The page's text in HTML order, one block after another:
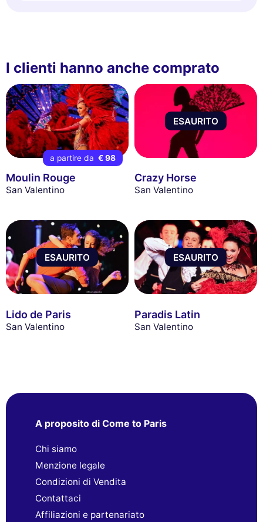
I clienti hanno anche comprato
a partire da € 98
Moulin Rouge
San Valentino
ESAURITO
Crazy Horse
San Valentino
ESAURITO
Lido de Paris
San Valentino
ESAURITO
Paradis Latin
San Valentino
A proposito di Come to Paris
Chi siamo
Menzione legale
Condizioni di Vendita
Contattaci
Affiliazioni e partenariato